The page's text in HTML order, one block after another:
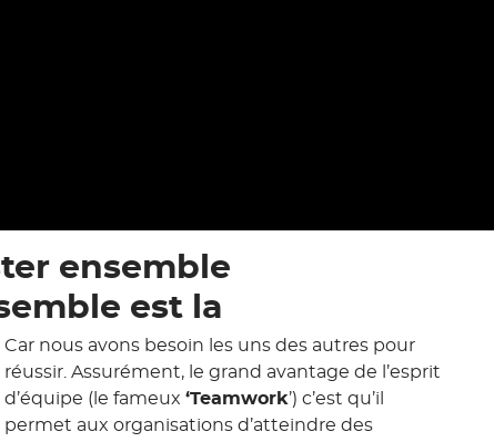
ensemble
est la
Car nous avons besoin les uns des autres pour
réussir. Assurément, le grand avantage de l’esprit
d’équipe (le fameux ‘Teamwork’) c’est qu’il
permet aux organisations d’atteindre des